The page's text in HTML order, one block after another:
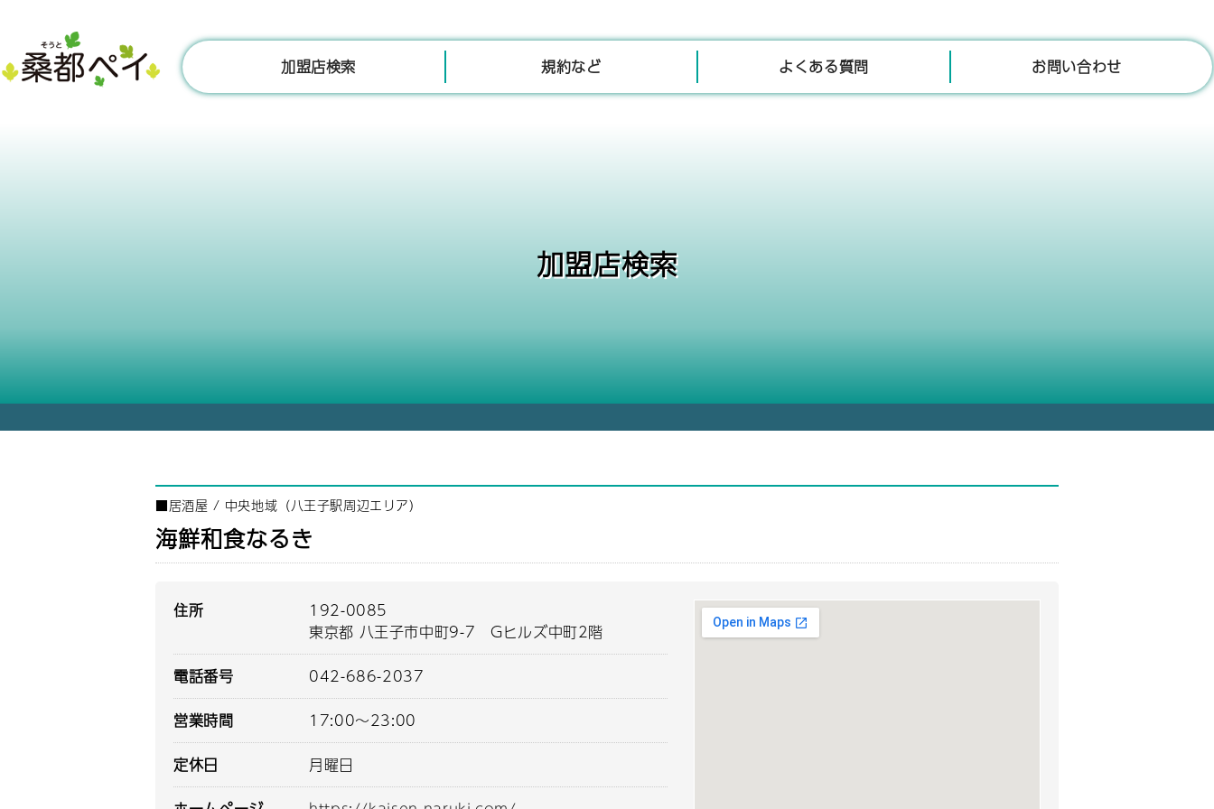
ン
加盟店検索 規約など よくある質問 お問い合わせ
加盟店検索
■居酒屋 / 中央地域（八王子駅周辺エリア）
海鮮和食なるき
住所
192-0085
東京都 八王子市中町9-7 Gヒルズ中町2階
電話番号
042-686-2037
営業時間
17:00～23:00
定休日
月曜日